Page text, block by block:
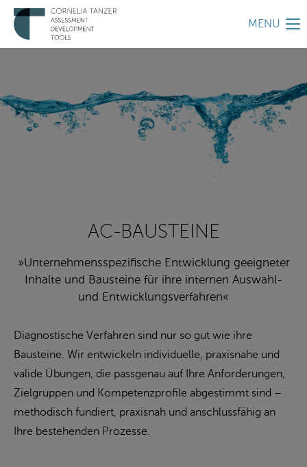
MENU
AC-BAUSTEINE
»Unternehmensspezifische Entwicklung geeigneter
Inhalte und Bausteine für ihre internen Auswahl-
und Entwicklungsverfahren«
Diagnostische Verfahren sind nur so gut wie ihre
Bausteine. Wir entwickeln individuelle, praxisnahe und
valide Übungen, die passgenau auf Ihre Anforderungen,
Zielgruppen und Kompetenzprofile abgestimmt sind –
methodisch fundiert, praxisnah und anschlussfähig an
Ihre bestehenden Prozesse.